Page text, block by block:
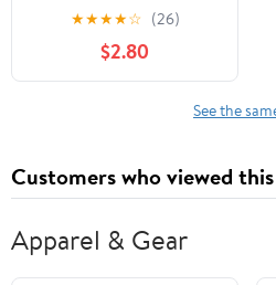
★★★★☆ (26)
$2.80
See the
Customers who viewed
Apparel & Gear